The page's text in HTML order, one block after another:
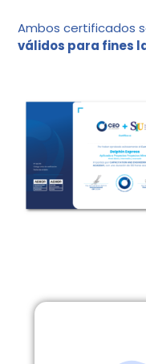
Ambos certificados
válidos para fines